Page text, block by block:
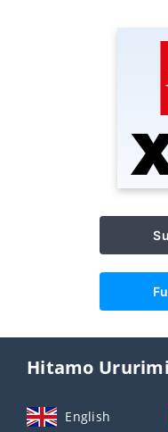
Hitamo Ururimi
English